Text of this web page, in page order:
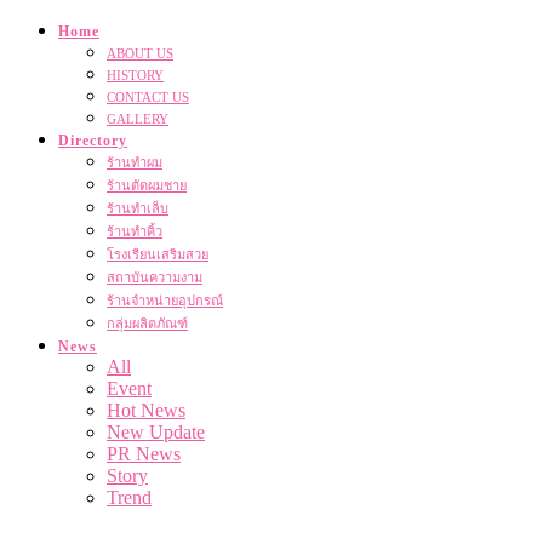
Home
ABOUT US
HISTORY
CONTACT US
GALLERY
Directory
ร้านทำผม
ร้านตัดผมชาย
ร้านทำเล็บ
ร้านทำคิ้ว
โรงเรียนเสริมสวย
สถาบันความงาม
ร้านจำหน่ายอุปกรณ์
กลุ่มผลิตภัณฑ์
News
All
Event
Hot News
New Update
PR News
Story
Trend